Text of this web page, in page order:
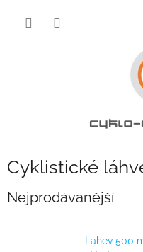
Cyklistické
Nejprodávanější
Lahev 500